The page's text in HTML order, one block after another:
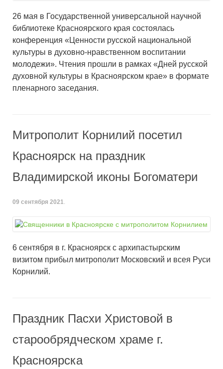
26 мая в Государственной универсальной научной
библиотеке Красноярского края состоялась
конференция «Ценности русской национальной
культуры в духовно-нравственном воспитании
молодежи». Чтения прошли в рамках «Дней русской
духовной культуры в Красноярском крае» в формате
пленарного заседания.
Митрополит Корнилий посетил
Красноярск на праздник
Владимирской иконы Богоматери
09 сентября 2021
6 сентября в г. Красноярск с архипастырским
визитом прибыл митрополит Московский и всея Руси
Корнилий.
Праздник Пасхи Христовой в
старообрядческом храме г.
Красноярска